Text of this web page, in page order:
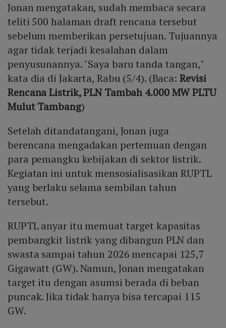
Jonan mengatakan, sudah membaca secara
teliti 500 halaman draft rencana tersebut
sebelum memberikan persetujuan. Tujuannya
agar tidak terjadi kesalahan dalam
penyusunannya. "Saya baru tanda tangan,"
kata dia di Jakarta, Rabu (5/4). (Baca: Revisi
Rencana Listrik, PLN Tambah 4.000 MW PLTU
Mulut Tambang)
Setelah ditandatangani, Jonan juga
berencana mengadakan pertemuan dengan
para pemangku kebijakan di sektor listrik.
Kegiatan ini untuk mensosialisasikan RUPTL
yang berlaku selama sembilan tahun
tersebut.
RUPTL anyar itu memuat target kapasitas
pembangkit listrik yang dibangun PLN dan
swasta sampai tahun 2026 mencapai 125,7
Gigawatt (GW). Namun, Jonan mengatakan
target itu dengan asumsi berada di beban
puncak. Jika tidak hanya bisa tercapai 115
GW.